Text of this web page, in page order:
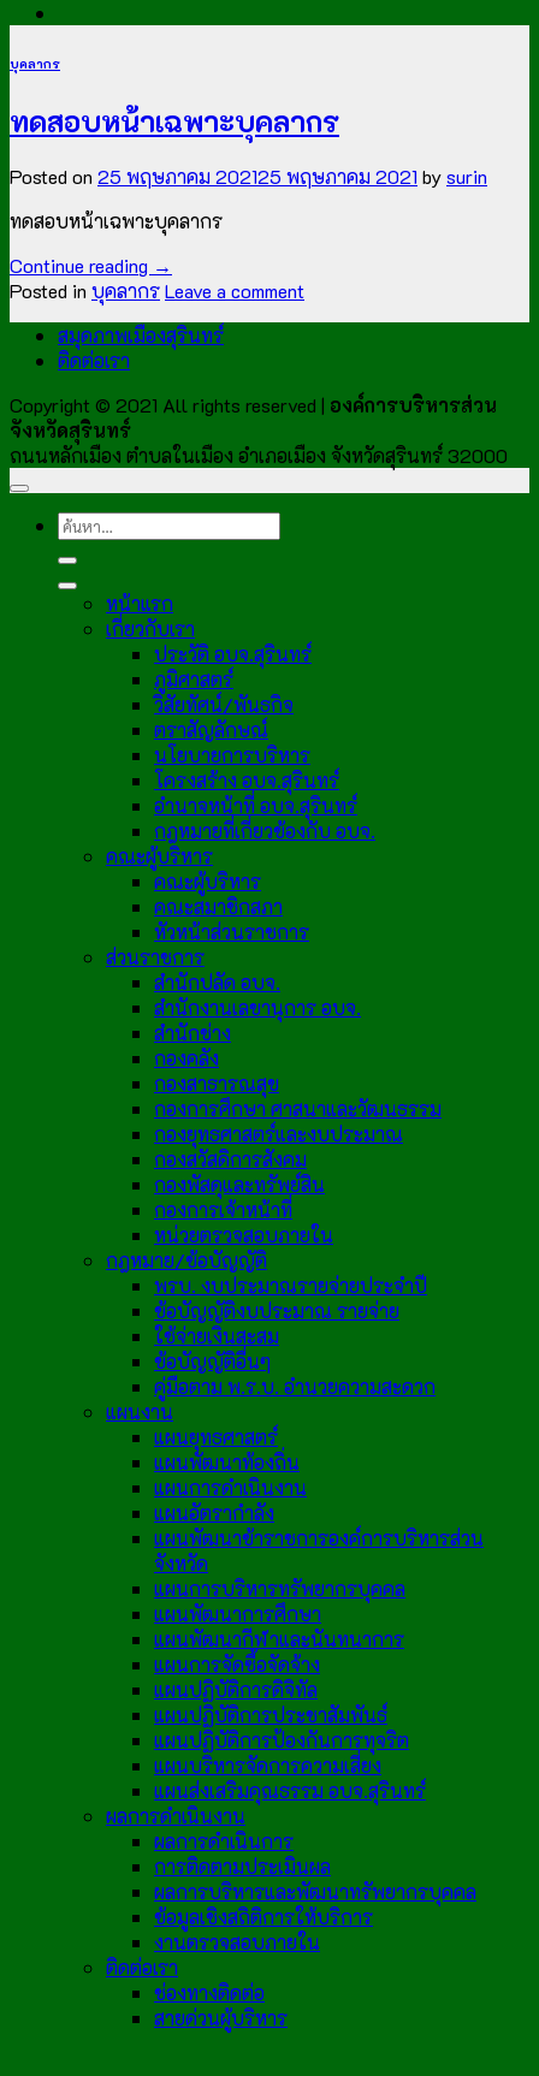
บุคลากร
ทดสอบหน้าเฉพาะบุคลากร
Posted on 25 พฤษภาคม 202125 พฤษภาคม 2021 bysurin
ทดสอบหน้าเฉพาะบุคลากร
Continue reading →
Posted in บุคลากรLeave a comment
สมุดภาพเมืองสุรินทร์
ติดต่อเรา
Copyright © 2021 All rights reserved | องค์การบริหารส่วน
จังหวัดสุรินทร์
ถนนหลักเมือง ตำบลในเมือง อำเภอเมือง จังหวัดสุรินทร์ 32000
หน้าแรก
เกี่ยวกับเรา
ประวัติ อบจ.สุรินทร์
ภูมิศาสตร์
วิสัยทัศน์/พันธกิจ
ตราสัญลักษณ์
นโยบายการบริหาร
โครงสร้าง อบจ.สุรินทร์
อำนาจหน้าที่ อบจ.สุรินทร์
กฎหมายที่เกี่ยวข้องกับ อบจ.
คณะผู้บริหาร
คณะผู้บริหาร
คณะสมาชิกสภา
หัวหน้าส่วนราชการ
ส่วนราชการ
สำนักปลัด อบจ.
สำนักงานเลขานุการ อบจ.
สำนักช่าง
กองคลัง
กองสาธารณสุข
กองการศึกษา ศาสนาและวัฒนธรรม
กองยุทธศาสตร์และงบประมาณ
กองสวัสดิการสังคม
กองพัสดุและทรัพย์สิน
กองการเจ้าหน้าที่
หน่วยตรวจสอบภายใน
กฎหมาย/ข้อบัญญัติ
พรบ. งบประมาณรายจ่ายประจำปี
ข้อบัญญัติงบประมาณ รายจ่าย
ใช้จ่ายเงินสะสม
ข้อบัญญัติอื่นๆ
คู่มือตาม พ.ร.บ. อำนวยความสะดวก
แผนงาน
แผนยุทธศาสตร์
แผนพัฒนาท้องถิ่น
แผนการดำเนินงาน
แผนอัตรากำลัง
แผนพัฒนาข้าราชการองค์การบริหารส่วน
จังหวัด
แผนการบริหารทรัพยากรบุคคล
แผนพัฒนาการศึกษา
แผนพัฒนากีฬาและนันทนาการ
แผนการจัดซื้อจัดจ้าง
แผนปฏิบัติการดิจิทัล
แผนปฏิบัติการประชาสัมพันธ์
แผนปฏิบัติการป้องกันการทุจริต
แผนบริหารจัดการความเสี่ยง
แผนส่งเสริมคุณธรรม อบจ.สุรินทร์
ผลการดำเนินงาน
ผลการดำเนินการ
การติดตามประเมินผล
ผลการบริหารและพัฒนาทรัพยากรบุคคล
ข้อมูลเชิงสถิติการให้บริการ
งานตรวจสอบภายใน
ติดต่อเรา
ช่องทางติดต่อ
สายด่วนผู้บริหาร